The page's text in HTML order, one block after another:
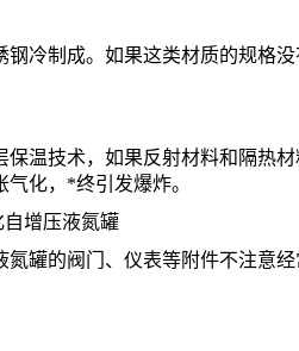
制成。如果这类材质的规格没
技术，如果反射材料和隔热材
化，*终引发爆炸。
增压液氮罐
的阀门、仪表等附件不注意经